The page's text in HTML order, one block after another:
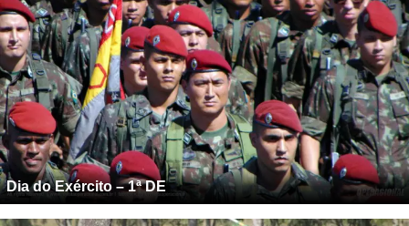
Dia do Exército – 1ª DE